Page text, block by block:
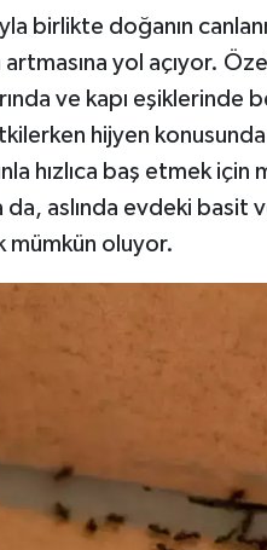
birlikte doğanın
artmasına yol açıyor.
ve kapı eşiklerinde
hijyen
hızlıca baş etmek
da, aslında evdeki basit
mümkün oluyor.